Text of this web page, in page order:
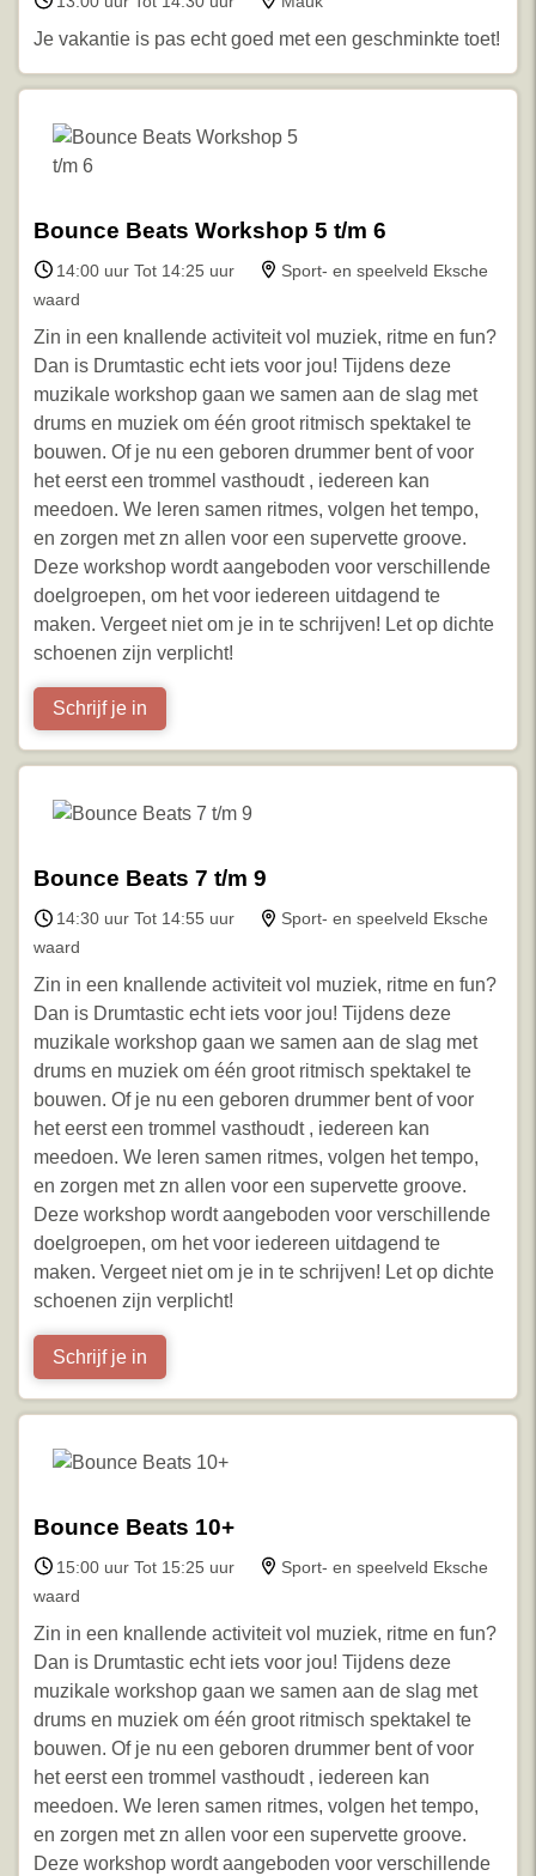
Je vakantie is pas echt goed met een geschminkte toet!
Bounce Beats Workshop 5 t/m 6
14:00 uur Tot 14:25 uur
Sport- en speelveld Eksche
waard
Zin in een knallende activiteit vol muziek, ritme en fun?
Dan is Drumtastic echt iets voor jou! Tijdens deze
muzikale workshop gaan we samen aan de slag met
drums en muziek om één groot ritmisch spektakel te
bouwen. Of je nu een geboren drummer bent of voor
het eerst een trommel vasthoudt , iedereen kan
meedoen. We leren samen ritmes, volgen het tempo,
en zorgen met zn allen voor een supervette groove.
Deze workshop wordt aangeboden voor verschillende
doelgroepen, om het voor iedereen uitdagend te
maken. Vergeet niet om je in te schrijven! Let op dichte
schoenen zijn verplicht!
Schrijf je in
Bounce Beats 7 t/m 9
14:30 uur Tot 14:55 uur
Sport- en speelveld Eksche
waard
Zin in een knallende activiteit vol muziek, ritme en fun?
Dan is Drumtastic echt iets voor jou! Tijdens deze
muzikale workshop gaan we samen aan de slag met
drums en muziek om één groot ritmisch spektakel te
bouwen. Of je nu een geboren drummer bent of voor
het eerst een trommel vasthoudt , iedereen kan
meedoen. We leren samen ritmes, volgen het tempo,
en zorgen met zn allen voor een supervette groove.
Deze workshop wordt aangeboden voor verschillende
doelgroepen, om het voor iedereen uitdagend te
maken. Vergeet niet om je in te schrijven! Let op dichte
schoenen zijn verplicht!
Schrijf je in
Bounce Beats 10+
15:00 uur Tot 15:25 uur
Sport- en speelveld Eksche
waard
Zin in een knallende activiteit vol muziek, ritme en fun?
Dan is Drumtastic echt iets voor jou! Tijdens deze
muzikale workshop gaan we samen aan de slag met
drums en muziek om één groot ritmisch spektakel te
bouwen. Of je nu een geboren drummer bent of voor
het eerst een trommel vasthoudt , iedereen kan
meedoen. We leren samen ritmes, volgen het tempo,
en zorgen met zn allen voor een supervette groove.
Deze workshop wordt aangeboden voor verschillende